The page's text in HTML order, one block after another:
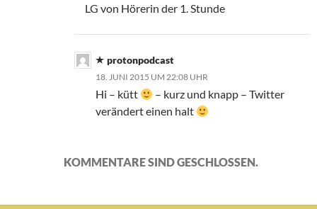
LG von Hörerin der 1. Stunde
protonpodcast
18. JUNI 2015 UM 22:08 UHR
Hi – kütt
– kurz und knapp – Twitter
verändert einen halt
KOMMENTARE SIND GESCHLOSSEN.